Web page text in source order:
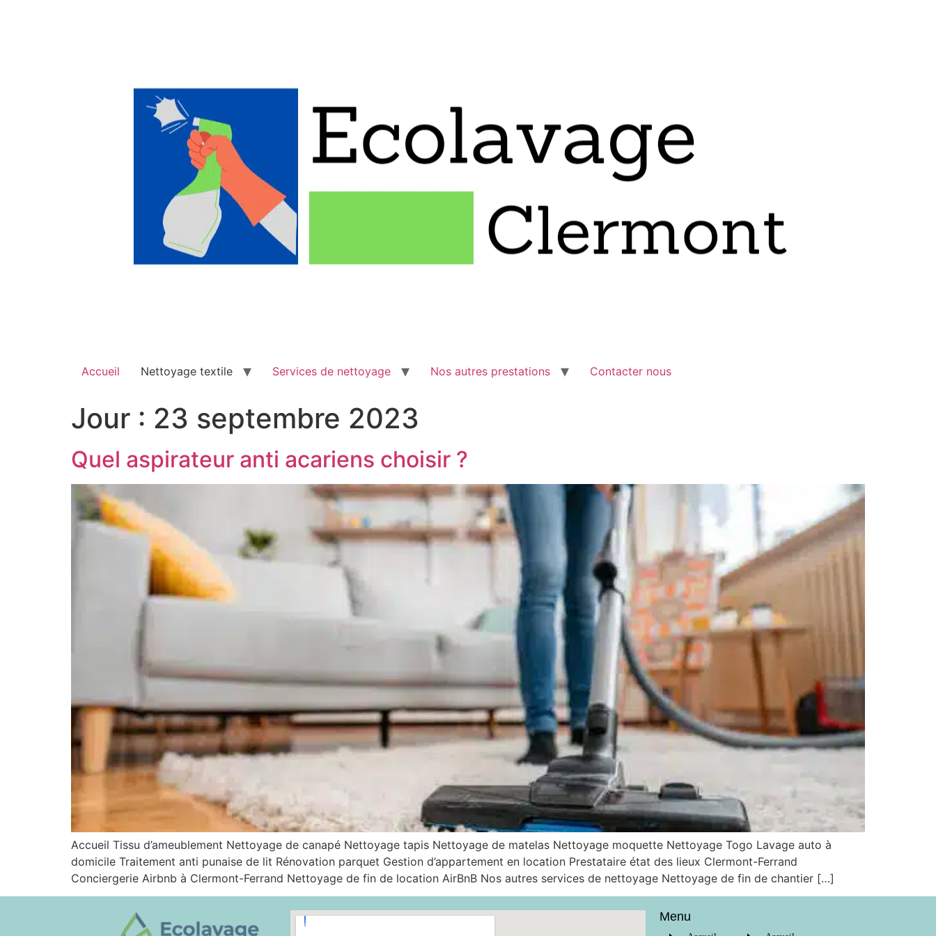
Accueil Nettoyage textile Services de nettoyage Nos autres prestations Contacter nous
Jour : 23 septembre 2023
Quel aspirateur anti acariens choisir ?
Accueil Tissu d’ameublement Nettoyage de canapé Nettoyage tapis Nettoyage de matelas Nettoyage moquette Nettoyage Togo Lavage auto à
domicile Traitement anti punaise de lit Rénovation parquet Gestion d’appartement en location Prestataire état des lieux Clermont-Ferrand
Conciergerie Airbnb à Clermont-Ferrand Nettoyage de fin de location AirBnB Nos autres services de nettoyage Nettoyage de fin de chantier […]
Menu